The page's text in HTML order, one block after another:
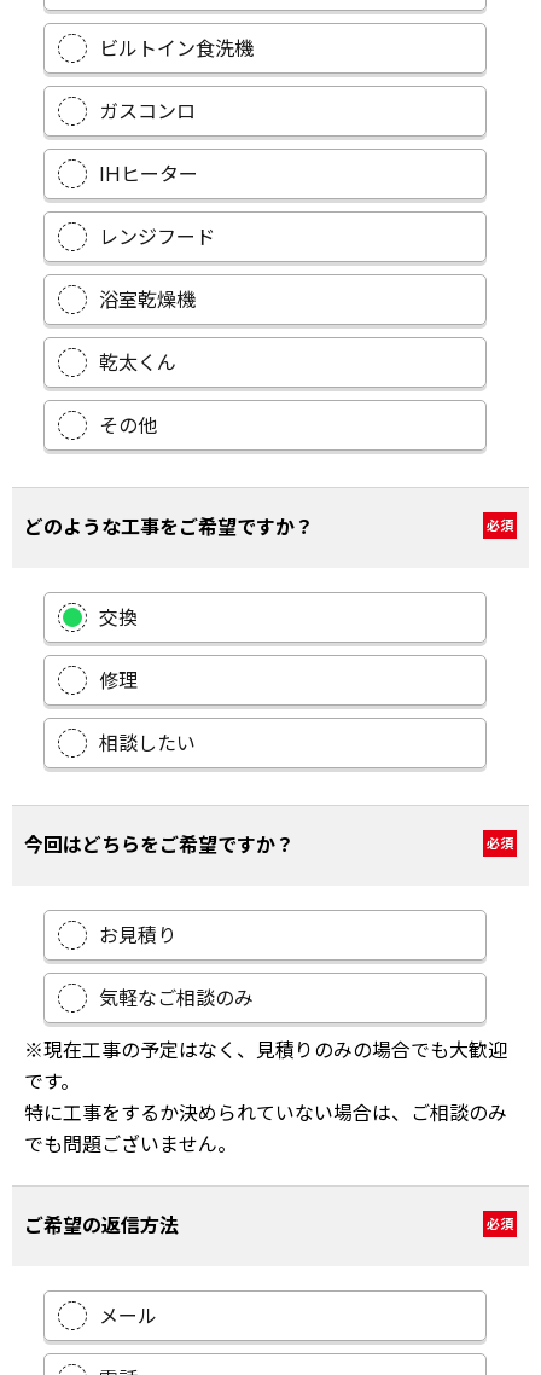
ビルトイン食洗機
ガスコンロ
IHヒーター
レンジフード
浴室乾燥機
乾太くん
その他
どのような工事をご希望ですか？ 必須
交換
修理
相談したい
今回はどちらをご希望ですか？ 必須
お見積り
気軽なご相談のみ
※現在工事の予定はなく、見積りのみの場合でも大歓迎
です。
特に工事をするか決められていない場合は、ご相談のみ
でも問題ございません。
ご希望の返信方法 必須
メール